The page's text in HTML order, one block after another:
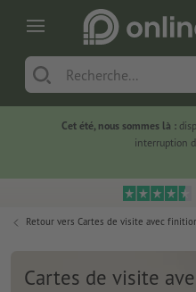
Cet été, nous sommes là :
interruption
Retour vers Cartes de visite avec
Cartes de visite